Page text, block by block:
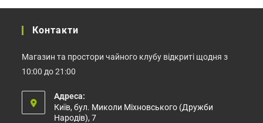
Контакти
Магазин та простори чайного клубу відкриті щодня з
10:00 до 21:00
Адреса:
Київ, бул. Миколи Міхновського (Дружби
Народів), 7